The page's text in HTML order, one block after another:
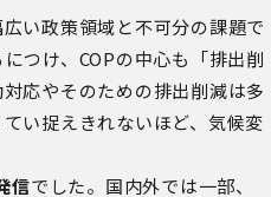
い政策領域と不可分の課題で
つけ、 COPの中心も「排出削
応やそのための排出削減は多
い捉えきれないほど、気候変
信でした。国内外では一部、